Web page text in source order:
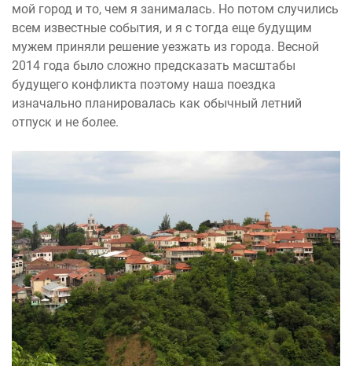
мой город и то, чем я занималась. Но потом случились
всем известные события, и я с тогда еще будущим
мужем приняли решение уезжать из города. Весной
2014 года было сложно предсказать масштабы
будущего конфликта поэтому наша поездка
изначально планировалась как обычный летний
отпуск и не более.